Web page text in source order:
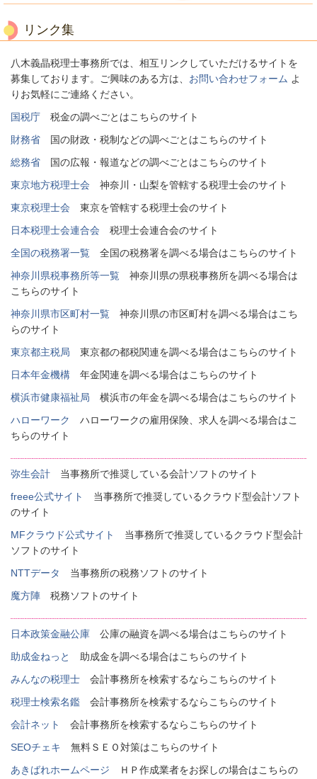
リンク集
八木義晶税理士事務所では、相互リンクしていただけるサイトを
募集しております。ご興味のある方は、 お問い合わせフォーム よ
りお気軽にご連絡ください。
国税庁 税金の調べごとはこちらのサイト
財務省 国の財政・税制などの調べごとはこちらのサイト
総務省 国の広報・報道などの調べごとはこちらのサイト
東京地方税理士会 神奈川・山梨を管轄する税理士会のサイト
東京税理士会 東京を管轄する税理士会のサイト
日本税理士会連合会 税理士会連合会のサイト
全国の税務署一覧 全国の税務署を調べる場合はこちらのサイト
神奈川県税事務所等一覧 神奈川県の県税事務所を調べる場合は
こちらのサイト
神奈川県市区町村一覧 神奈川県の市区町村を調べる場合はこち
らのサイト
東京都主税局 東京都の都税関連を調べる場合はこちらのサイト
日本年金機構 年金関連を調べる場合はこちらのサイト
横浜市健康福祉局 横浜市の年金を調べる場合はこちらのサイト
ハローワーク
ハローワークの雇用保険、求人を調べる場合はこ
ちらのサイト
弥生会計 当事務所で推奨している会計ソフトのサイト
freee公式サイト
当事務所で推奨しているクラウド型会計ソフト
のサイト
MFクラウド公式サイト
当事務所で推奨しているクラウド型会計
ソフトのサイト
NTTデータ
当事務所の税務ソフトのサイト
魔方陣 税務ソフトのサイト
日本政策金融公庫 公庫の融資を調べる場合はこちらのサイト
助成金ねっと
助成金を調べる場合はこちらのサイト
みんなの税理士 会計事務所を検索するならこちらのサイト
税理士検索名鑑 会計事務所を検索するならこちらのサイト
会計ネット
会計事務所を検索するならこちらのサイト
SEOチェキ 無料ＳＥＯ対策はこちらのサイト
あきばれホームページ ＨＰ作成業者をお探しの場合はこちらの